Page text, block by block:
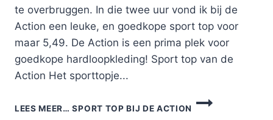
te overbruggen. In die twee uur vond ik bij de
Action een leuke, en goedkope sport top voor
maar 5,49. De Action is een prima plek voor
goedkope hardloopkleding! Sport top van de
Action Het sporttopje...
LEES MEER… SPORT TOP BIJ DE ACTION